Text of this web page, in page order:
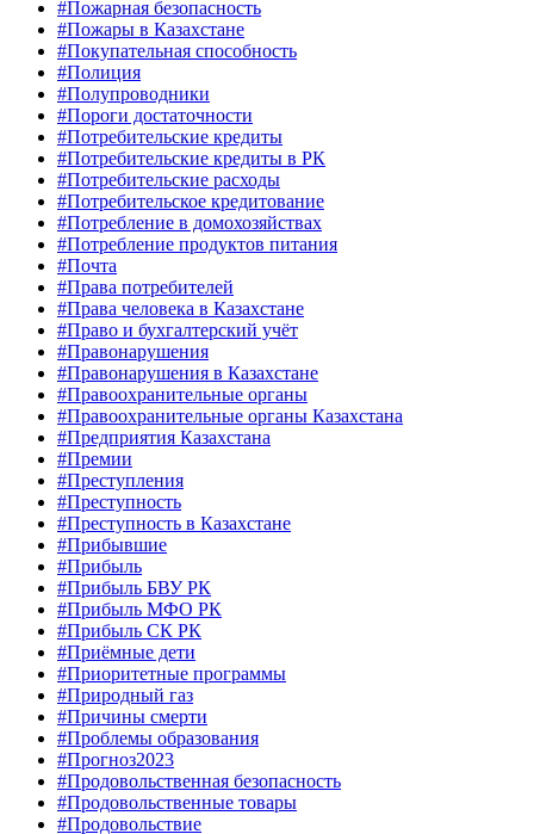
#Пожарная безопасность
#Пожары в Казахстане
#Покупательная способность
#Полиция
#Полупроводники
#Пороги достаточности
#Потребительские кредиты
#Потребительские кредиты в РК
#Потребительские расходы
#Потребительское кредитование
#Потребление в домохозяйствах
#Потребление продуктов питания
#Почта
#Права потребителей
#Права человека в Казахстане
#Право и бухгалтерский учёт
#Правонарушения
#Правонарушения в Казахстане
#Правоохранительные органы
#Правоохранительные органы Казахстана
#Предприятия Казахстана
#Премии
#Преступления
#Преступность
#Преступность в Казахстане
#Прибывшие
#Прибыль
#Прибыль БВУ РК
#Прибыль МФО РК
#Прибыль СК РК
#Приёмные дети
#Приоритетные программы
#Природный газ
#Причины смерти
#Проблемы образования
#Прогноз2023
#Продовольственная безопасность
#Продовольственные товары
#Продовольствие